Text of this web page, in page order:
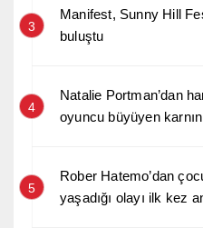
3
Manifest, Sunny Hill
buluştu
4
Natalie Portman’dan
oyuncu büyüyen
5
Rober Hatemo’dan
yaşadığı olayı ilk kez